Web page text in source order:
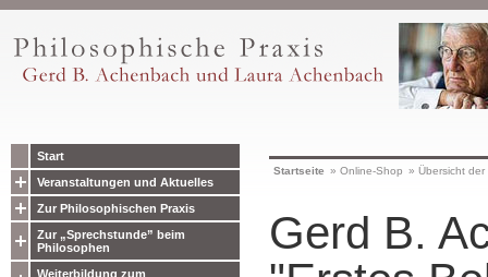
Start
Veranstaltungen und Aktuelles
Zur Philosophischen Praxis
Zur „Sprechstunde” beim
Philosophen
Weiterbildung zum
Startseite » Online-Shop » Übersicht
Gerd B.